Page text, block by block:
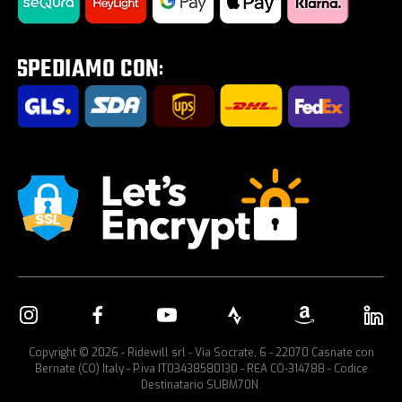
Saldi estivi 2026
Portabici per auto
Copyright © 2026 - Ridewill srl - Via Socrate, 6 - 22070 Casnate con
Bernate (CO) Italy - P.iva IT03438580130 - REA CO-314788 - Codice
Destinatario SUBM70N.